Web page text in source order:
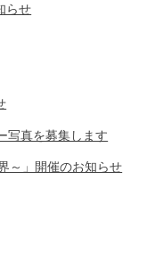
らせ
写真を募集します
～」開催のお知らせ